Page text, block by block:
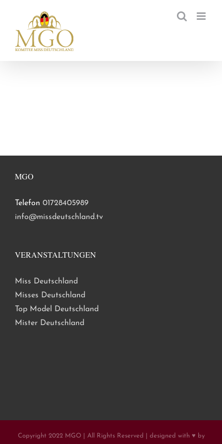
springen
MGO
Telefon 01728405989
info@missdeutschland.tv
VERANSTALTUNGEN
Miss Deutschland
Misses Deutschland
Top Model Deutschland
Mister Deutschland
Copyright 2022 MGO | All Rights Reserved | designed with ♥ by